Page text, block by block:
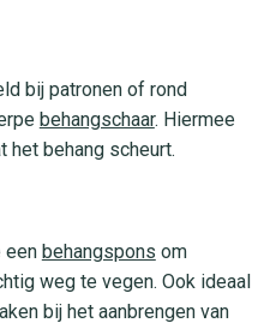
bij patronen of rond
behangschaar. Hiermee
het behang scheurt.
een behangspons om
weg te vegen. Ook ideaal
bij het aanbrengen van